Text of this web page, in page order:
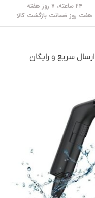
۲۴ ساعته، ۷ روز هفته
هفت روز ضمانت بازگشت کالا
ارسال سریع و رایگان